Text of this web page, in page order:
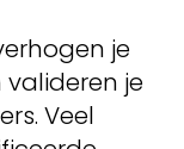
je
valideren je
Veel